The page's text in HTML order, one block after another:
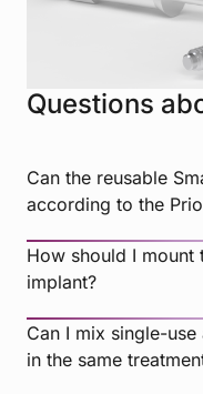
Questions
Can the reusable
according to the
How should I mount
implant?
Can I mix single-
in the same